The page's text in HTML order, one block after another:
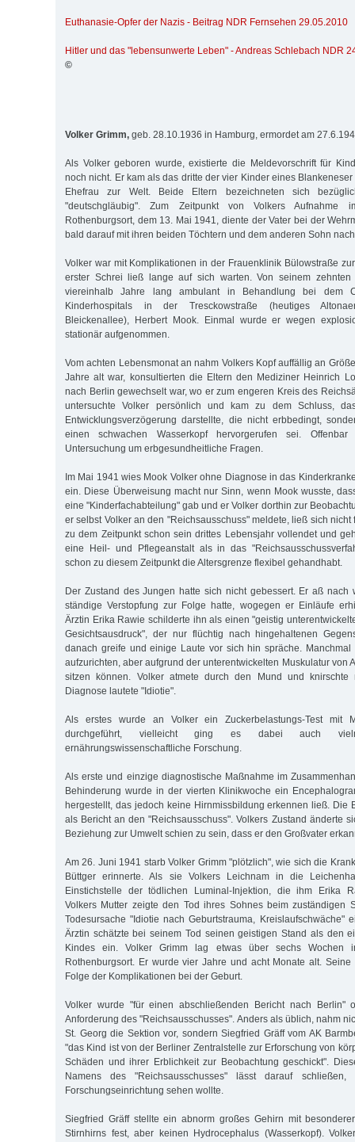
Euthanasie-Opfer der Nazis - Beitrag NDR Fernsehen 29.05.2010
Hitler und das "lebensunwerte Leben" - Andreas Schlebach NDR
©
Volker Grimm, geb. 28.10.1936 in Hamburg, ermordet am
Als Volker geboren wurde, existierte die Meldevorschrift für
noch nicht. Er kam als das dritte der vier Kinder eines
Ehefrau zur Welt. Beide Eltern bezeichneten sich
"deutschgläubig". Zum Zeitpunkt von Volkers Aufnahme
Rothenburgsort, dem 13. Mai 1941, diente der Vater bei der
bald darauf mit ihren beiden Töchtern und dem anderen Sohn
Volker war mit Komplikationen in der Frauenklinik Bülowstraße
erster Schrei ließ lange auf sich warten. Von seinem
viereinhalb Jahre lang ambulant in Behandlung bei dem
Kinderhospitals in der Tresckowstraße (heutiges
Bleickenallee), Herbert Mook. Einmal wurde er wegen
stationär aufgenommen.
Vom achten Lebensmonat an nahm Volkers Kopf auffällig an
Jahre alt war, konsultierten die Eltern den Mediziner Heinrich
nach Berlin gewechselt war, wo er zum engeren Kreis des
untersuchte Volker persönlich und kam zu dem Schluss,
Entwicklungsverzögerung darstellte, die nicht erbbedingt,
einen schwachen Wasserkopf hervorgerufen sei.
Untersuchung um erbgesundheitliche Fragen.
Im Mai 1941 wies Mook Volker ohne Diagnose in das
ein. Diese Überweisung macht nur Sinn, wenn Mook wusste,
eine "Kinderfachabteilung" gab und er Volker dorthin zur
er selbst Volker an den "Reichsausschuss" meldete, ließ sich nicht
zu dem Zeitpunkt schon sein drittes Lebensjahr vollendet und
eine Heil- und Pflegeanstalt als in das
schon zu diesem Zeitpunkt die Altersgrenze flexibel gehandhabt.
Der Zustand des Jungen hatte sich nicht gebessert. Er aß nach
ständige Verstopfung zur Folge hatte, wogegen er Einläufe
Ärztin Erika Rawie schilderte ihn als einen "geistig
Gesichtsausdruck", der nur flüchtig nach hingehaltenen
danach greife und einige Laute vor sich hin spräche. Manchmal
aufzurichten, aber aufgrund der unterentwickelten Muskulatur von
sitzen können. Volker atmete durch den Mund und
Diagnose lautete "Idiotie".
Als erstes wurde an Volker ein Zuckerbelastungs-Test mit
durchgeführt, vielleicht ging es dabei auch
ernährungswissenschaftliche Forschung.
Als erste und einzige diagnostische Maßnahme im
Behinderung wurde in der vierten Klinikwoche ein
hergestellt, das jedoch keine Hirnmissbildung erkennen ließ. Die
als Bericht an den "Reichsausschuss". Volkers Zustand änderte
Beziehung zur Umwelt schien zu sein, dass er den Großvater
Am 26. Juni 1941 starb Volker Grimm "plötzlich", wie sich die
Büttger erinnerte. Als sie Volkers Leichnam in die
Einstichstelle der tödlichen Luminal-Injektion, die ihm Erika
Volkers Mutter zeigte den Tod ihres Sohnes beim zuständigen
Todesursache "Idiotie nach Geburtstrauma, Kreislaufschwäche"
Ärztin schätzte bei seinem Tod seinen geistigen Stand als den
Kindes ein. Volker Grimm lag etwas über sechs Wochen
Rothenburgsort. Er wurde vier Jahre und acht Monate alt.
Folge der Komplikationen bei der Geburt.
Volker wurde "für einen abschließenden Bericht nach Berlin"
Anforderung des "Reichsausschusses". Anders als üblich, nahm
St. Georg die Sektion vor, sondern Siegfried Gräff vom AK
"das Kind ist von der Berliner Zentralstelle zur Erforschung von
Schäden und ihrer Erblichkeit zur Beobachtung geschickt".
Namens des "Reichsausschusses" lässt darauf
Forschungseinrichtung sehen wollte.
Siegfried Gräff stellte ein abnorm großes Gehirn mit
Stirnhirns fest, aber keinen Hydrocephalus (Wasserkopf).